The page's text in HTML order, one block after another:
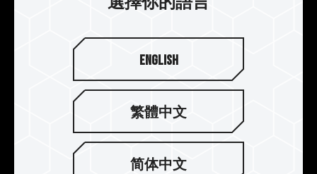
同時支援最新 Intel XMP3.0 與 AMD EXPO 超頻技
GIGABYTE、MSI 主機板品牌完整相容性與穩定度
的測試，讓記憶體在極佳的相容性下獲得性能提
升，輕鬆一鍵體驗 Intel 與 AMD 雙平台穩定超頻快
* The trademarks or company names mentioned on the website mean
that the words, trademarks, logos or company names are used as
trademarks which are protected by Common Law and registered as
English
繁體中文
简体中文